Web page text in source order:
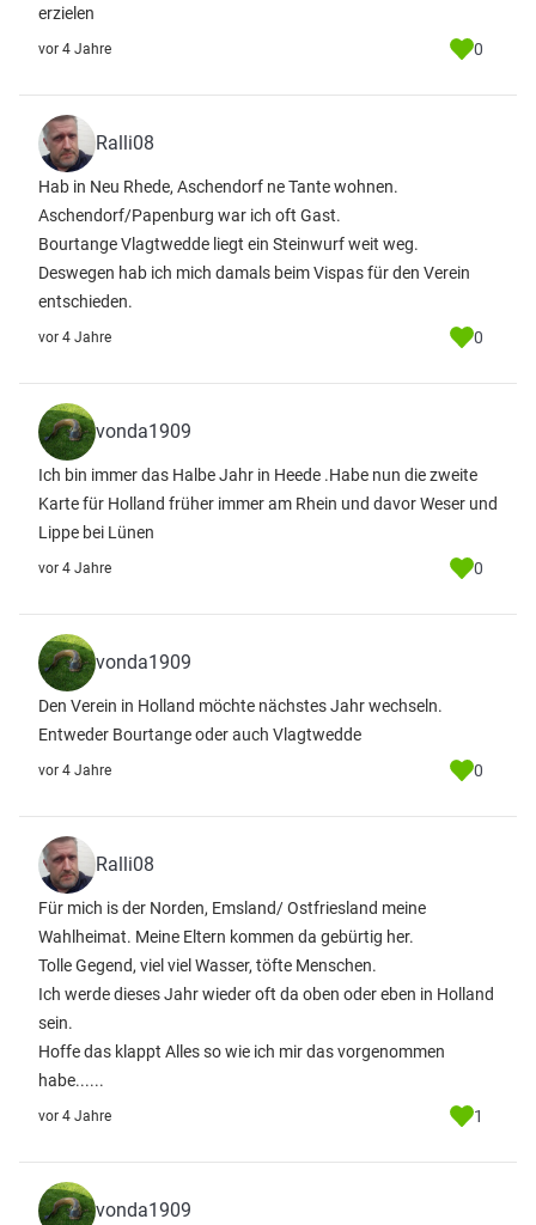
erzielen
vor 4 Jahre 0
Ralli08
Hab in Neu Rhede, Aschendorf ne Tante wohnen.
Aschendorf/Papenburg war ich oft Gast.
Bourtange Vlagtwedde liegt ein Steinwurf weit weg.
Deswegen hab ich mich damals beim Vispas für den Verein
entschieden.
vor 4 Jahre 0
vonda1909
Ich bin immer das Halbe Jahr in Heede .Habe nun die zweite
Karte für Holland früher immer am Rhein und davor Weser und
Lippe bei Lünen
vor 4 Jahre 0
vonda1909
Den Verein in Holland möchte nächstes Jahr wechseln.
Entweder Bourtange oder auch Vlagtwedde
vor 4 Jahre 0
Ralli08
Für mich is der Norden, Emsland/ Ostfriesland meine
Wahlheimat. Meine Eltern kommen da gebürtig her.
Tolle Gegend, viel viel Wasser, töfte Menschen.
Ich werde dieses Jahr wieder oft da oben oder eben in Holland
sein.
Hoffe das klappt Alles so wie ich mir das vorgenommen
habe......
vor 4 Jahre 1
vonda1909